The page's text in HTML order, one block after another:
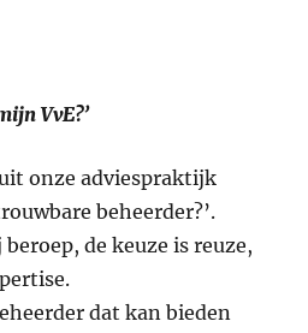
VvE?’
onze adviespraktijk
beheerder?’.
de keuze is reuze,
dat kan bieden